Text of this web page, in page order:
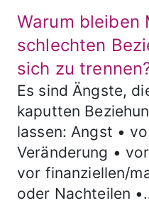
Warum bleiben
schlechten
sich zu
Es sind Ängste,
kaputten
lassen: Angst •
Veränderung •
vor finanziellen/
oder Nachteilen